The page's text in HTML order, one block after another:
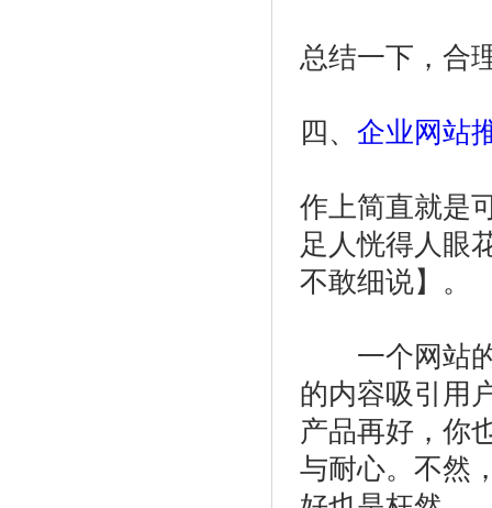
总结一下，合
四、 企业网站
作上简直就是
足人恍得人眼
不敢细说】。
一个网站的
的内容吸引用
产品再好，你
与耐心。不然